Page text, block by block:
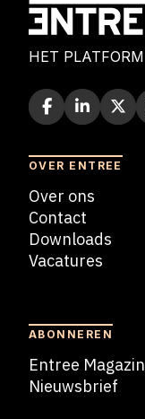
HET
OVER ENTREE
Over ons
Contact
Downloads
Vacatures
ABONNEREN
Entree
Nieuwsbrief